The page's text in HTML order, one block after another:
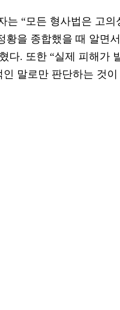
는 “모든 형사법은 고
황을 종합했을 때 알면
다. 또한 “실제 피해가
말로만 판단하는 것